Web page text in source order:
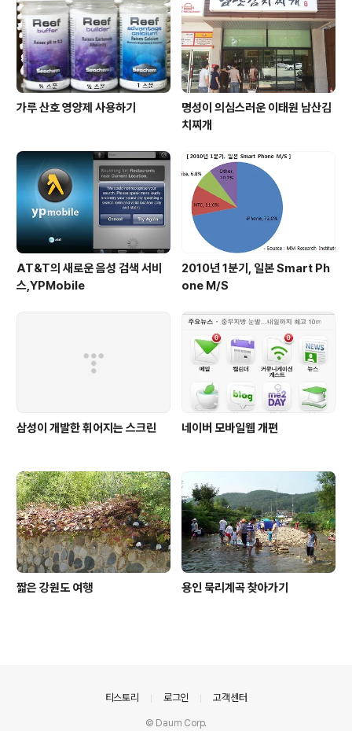
고 이야기 한 것은 Cloud를 폄하하려는 의도는 아닙니다.
새로운 기술의 등장이라기 보다는 기존의..
가루 산호 영양제 사용하기
명성이 의심스러운 이태원 남산김
치찌개
AT&T의 새로운 음성 검색 서비
스,YPMobile
2010년 1분기, 일본 Smart Ph
one M/S
삼성이 개발한 휘어지는 스크린 네이버 모바일웹 개편
짧은 강원도 여행 용인 묵리계곡 찾아가기
티스토리 로그인 고객센터
© Daum Corp.